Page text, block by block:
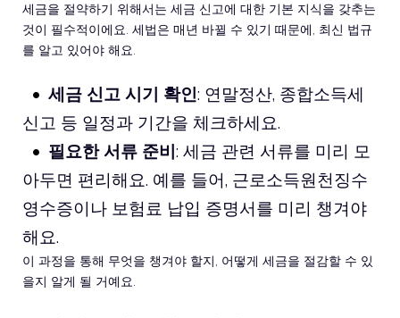
세금을 절약하기 위해서는 세금 신고에 대한 기본 지식을 갖추는
것이 필수적이에요. 세법은 매년 바뀔 수 있기 때문에, 최신 법규
를 알고 있어야 해요.
세금 신고 시기 확인: 연말정산, 종합소득세
신고 등 일정과 기간을 체크하세요.
필요한 서류 준비: 세금 관련 서류를 미리 모
아두면 편리해요. 예를 들어, 근로소득원천징수
영수증이나 보험료 납입 증명서를 미리 챙겨야
해요.
이 과정을 통해 무엇을 챙겨야 할지, 어떻게 세금을 절감할 수 있
을지 알게 될 거예요.